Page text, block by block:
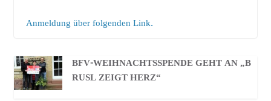
Anmeldung über folgenden Link.
BFV-WEIHNACHTSSPENDE GEHT AN „B
RUSL ZEIGT HERZ“